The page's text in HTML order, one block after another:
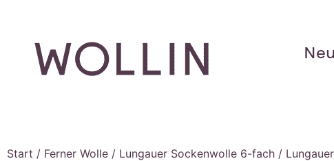
Start / Ferner Wolle / Lungauer Sockenwolle 6-fach /